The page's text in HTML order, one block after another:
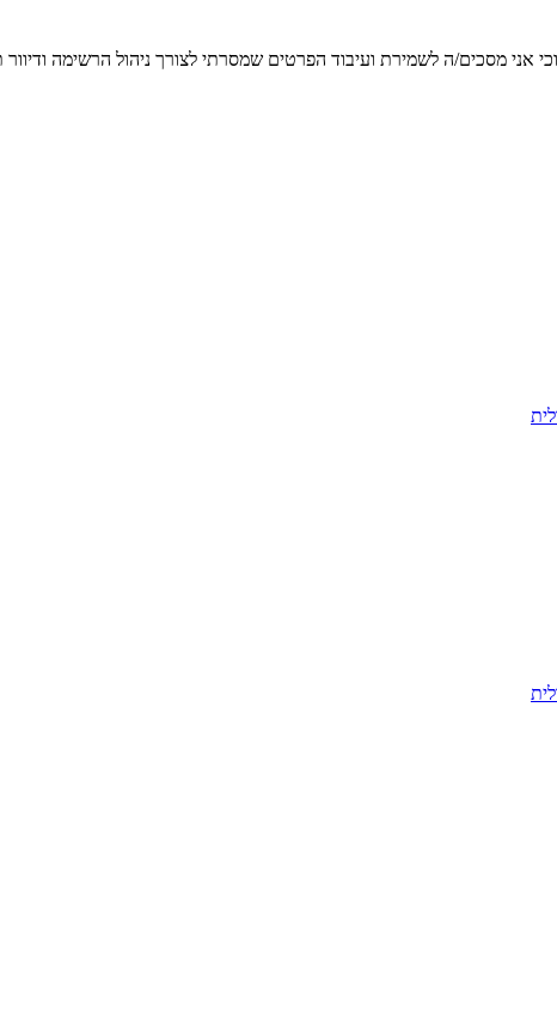
אני מסכים/ה לשמירת ועיבוד הפרטים שמסרתי לצורך ניהול הרשימה